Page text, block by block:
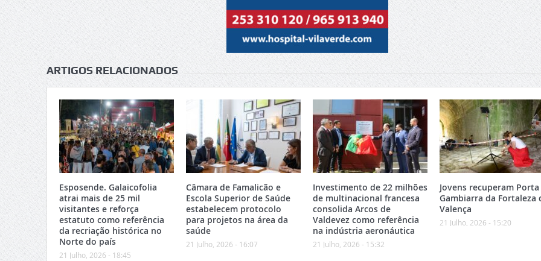
ARTIGOS RELACIONADOS
Esposende. Galaicofolia
atrai mais de 25 mil
visitantes e reforça
estatuto como referência
da recriação histórica no
Norte do país
21 Julho, 2026 - 18:45
Câmara de Famalicão e
Escola Superior de Saúde
estabelecem protocolo
para projetos na área da
saúde
21 Julho, 2026 - 16:07
Investimento de 22 milhões
de multinacional francesa
consolida Arcos de
Valdevez como referência
na indústria aeronáutica
21 Julho, 2026 - 15:32
Jovens recuperam Porta
Gambiarra da Fortaleza
Valença
21 Julho, 2026 - 15:20